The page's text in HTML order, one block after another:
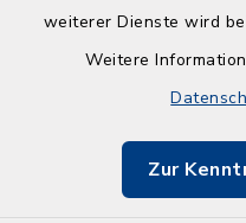
weiterer Dienste wird
Weitere
Zur